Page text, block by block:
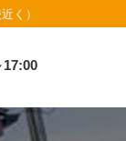
く）
17:00